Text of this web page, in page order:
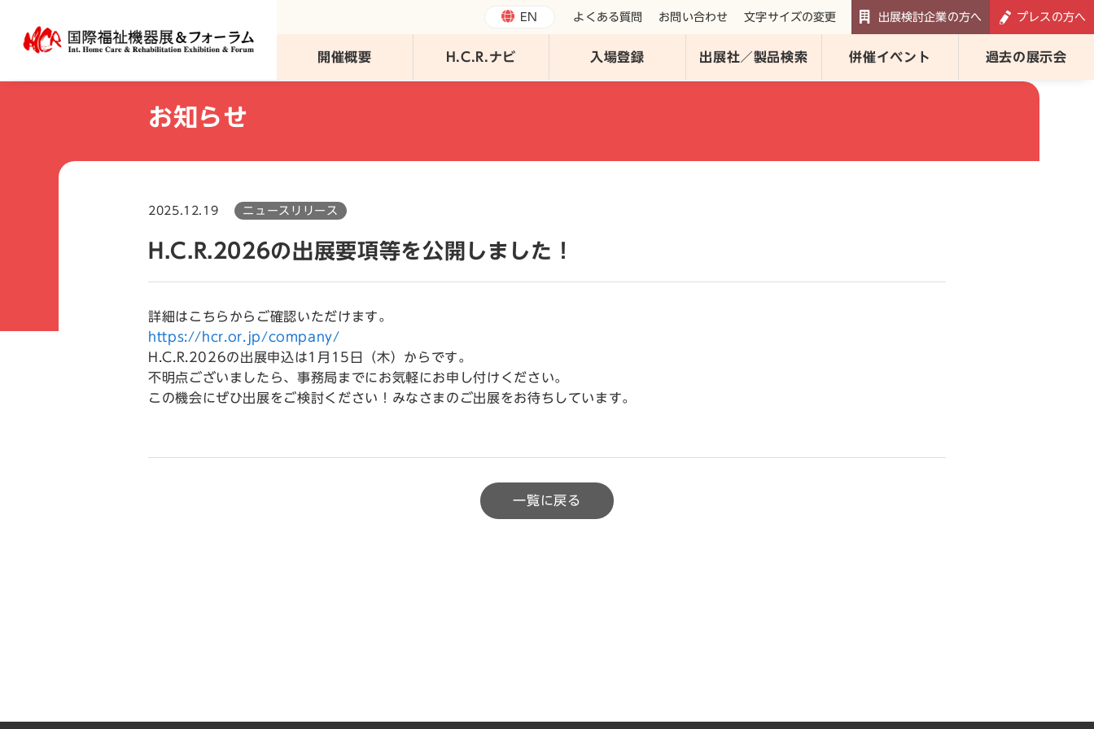
開催概要 H.C.R.ナビ 入場登録 出展社／製品検索 併催イベント 過去の展示会
EN よくある質問 お問い合わせ 文字サイズの変更 出展検討企業の方へ プレスの方へ
お知らせ
2025.12.19 ニュースリリース
H.C.R.2026の出展要項等を公開しました！
詳細はこちらからご確認いただけます。
https://hcr.or.jp/company/
H.C.R.2026の出展申込は1月15日（木）からです。
不明点ございましたら、事務局までにお気軽にお申し付けください。
この機会にぜひ出展をご検討ください！みなさまのご出展をお待ちしています。
一覧に戻る